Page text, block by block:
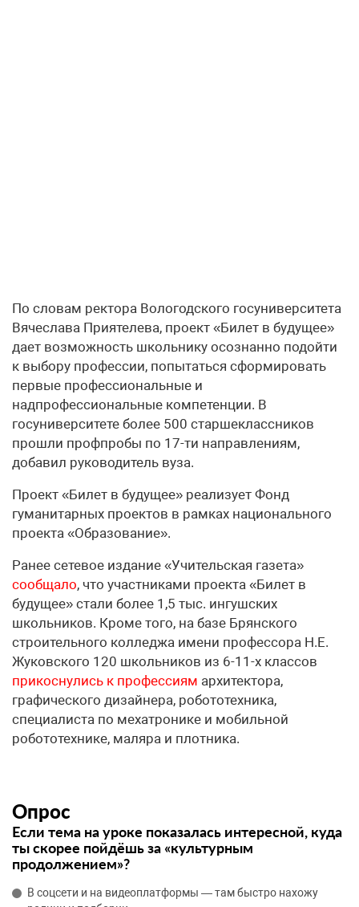
По словам ректора Вологодского госуниверситета
Вячеслава Приятелева, проект «Билет в будущее»
дает возможность школьнику осознанно подойти
к выбору профессии, попытаться сформировать
первые профессиональные и
надпрофессиональные компетенции. В
госуниверситете более 500 старшеклассников
прошли профпробы по 17-ти направлениям,
добавил руководитель вуза.
Проект «Билет в будущее» реализует Фонд
гуманитарных проектов в рамках национального
проекта «Образование».
Ранее сетевое издание «Учительская газета»
сообщало, что участниками проекта «Билет в
будущее» стали более 1,5 тыс. ингушских
школьников. Кроме того, на базе Брянского
строительного колледжа имени профессора Н.Е.
Жуковского 120 школьников из 6-11-х классов
прикоснулись к профессиям архитектора,
графического дизайнера, робототехника,
специалиста по мехатронике и мобильной
робототехнике, маляра и плотника.
Опрос
Если тема на уроке показалась интересной, куда
ты скорее пойдёшь за «культурным
продолжением»?
В соцсети и на видеоплатформы — там быстро нахожу